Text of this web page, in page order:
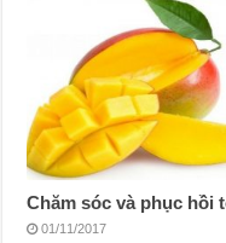
Chăm sóc và phục hồi
01/11/2017